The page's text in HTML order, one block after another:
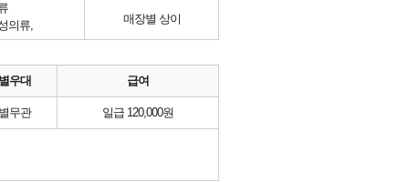
의류,
매장별 상이
우대 급여
무관 일급 120,000원